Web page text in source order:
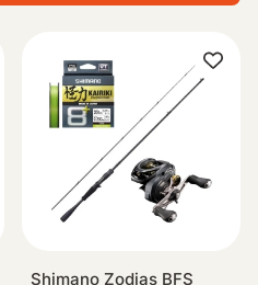
Shimano Zodias BFS